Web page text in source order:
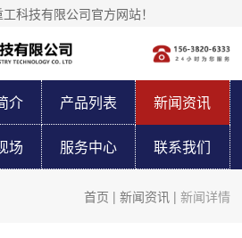
科技有限公司官方网站！
介 产品列表 新闻资讯
场 服务中心 联系我们
首页 | 新闻资讯| 新闻详情